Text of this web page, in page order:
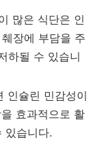
많은 식단은 인
장에 부담을 주
하될 수 있습니
인슐린 민감성이
효과적으로 활
있습니다.